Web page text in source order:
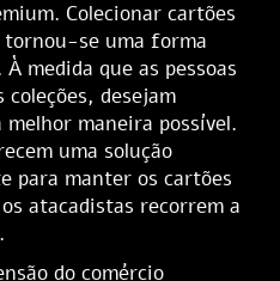
Colecionar cartões
tornou-se uma forma
medida que as pessoas
coleções, desejam
maneira possível.
uma solução
para manter os cartões
atacadistas recorrem a
do comércio